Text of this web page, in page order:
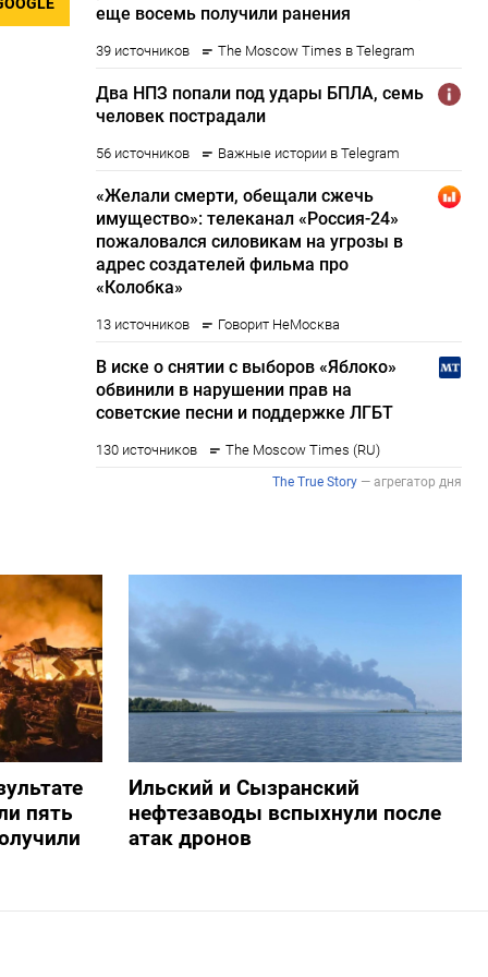
пять
Ильский и Сызранский
нефтезаводы вспыхнули после
атак дронов